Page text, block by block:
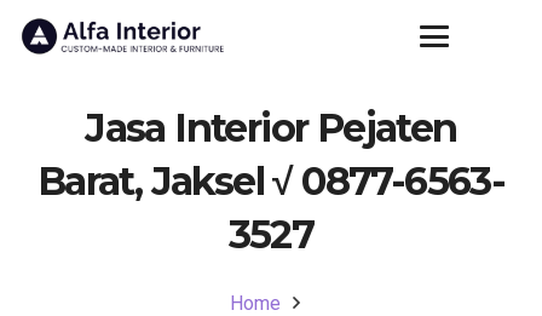
Jasa Interior Pejaten
Barat, Jaksel √ 0877-6563-
3527
Home